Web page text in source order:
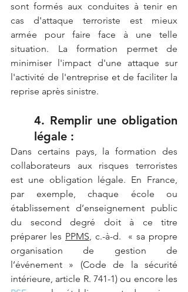
sont formés aux conduites à tenir en
cas d'attaque terroriste est mieux
armée pour faire face à une telle
situation. La formation permet de
minimiser l'impact d'une attaque sur
l'activité de l'entreprise et de faciliter la
reprise après sinistre.
4. Remplir une obligation
légale :
Dans certains pays, la formation des
collaborateurs aux risques terroristes
est une obligation légale. En France,
par exemple, chaque école ou
établissement d’enseignement public
du second degré doit à ce titre
préparer les PPMS, c.-à-d.  « sa propre
organisation de gestion de
l’événement
» (Code de la sécurité
intérieure, article R.